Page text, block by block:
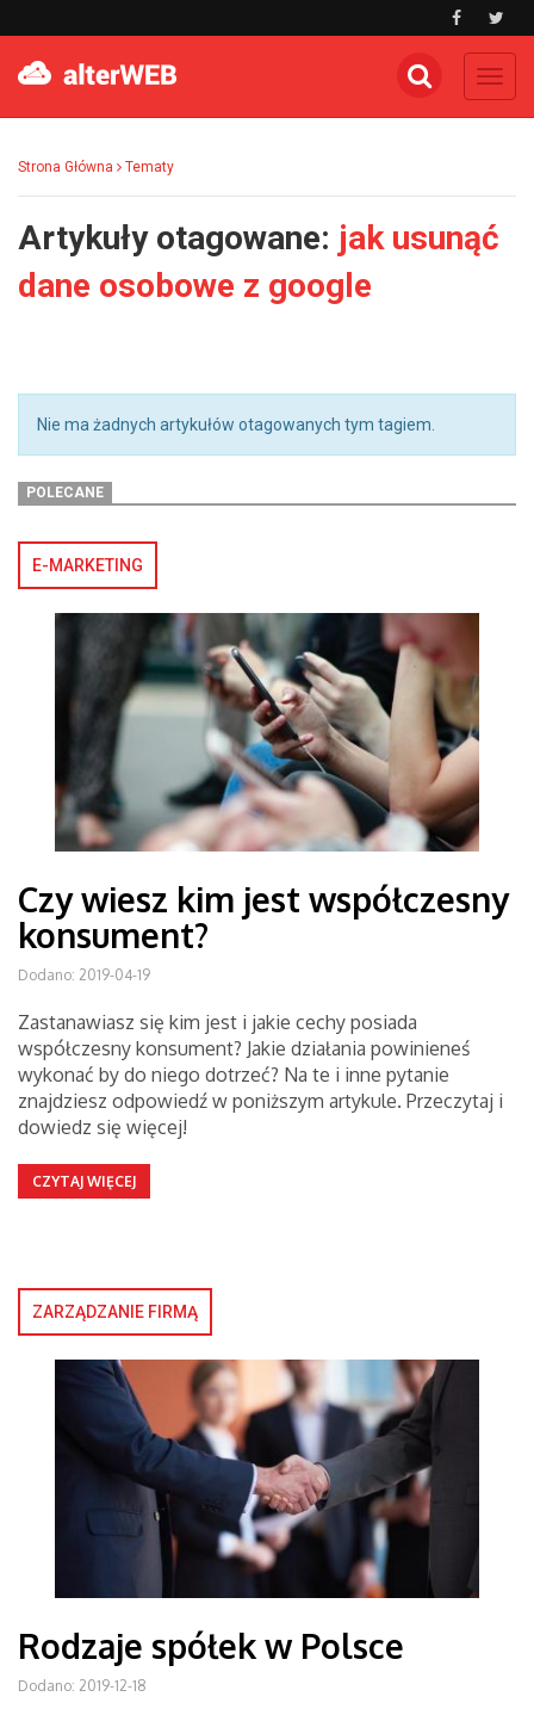
Strona Główna Tematy
Artykuły otagowane: jak usunąć
dane osobowe z google
Nie ma żadnych artykułów otagowanych tym tagiem.
POLECANE
E-MARKETING
Czy wiesz kim jest współczesny
konsument?
Dodano: 2019-04-19
Zastanawiasz się kim jest i jakie cechy posiada
współczesny konsument? Jakie działania powinieneś
wykonać by do niego dotrzeć? Na te i inne pytanie
znajdziesz odpowiedź w poniższym artykule. Przeczytaj i
dowiedz się więcej!
CZYTAJ WIĘCEJ
ZARZĄDZANIE FIRMĄ
Rodzaje spółek w Polsce
Dodano: 2019-12-18